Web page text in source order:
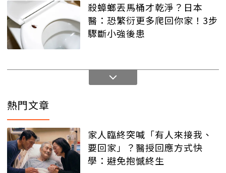
殺蟑螂丟馬桶才乾淨？日本
醫：恐繁衍更多爬回你家！3步
驟斷小強後患
熱門文章
家人臨終突喊「有人來接我、
要回家」？醫授回應方式快
學：避免抱憾終生